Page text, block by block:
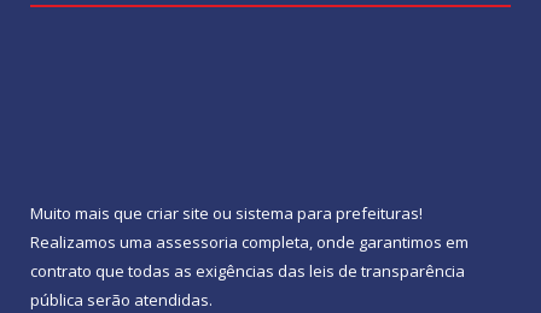
Muito mais que criar site ou sistema para prefeituras!
Realizamos uma assessoria completa, onde garantimos em
contrato que todas as exigências das leis de transparência
pública serão atendidas.